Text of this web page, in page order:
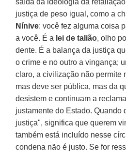
justiça de peso igual, como a
Nínive: você fez alguma coisa
a você. É a lei de talião, olho
dente. É a balança da justiça
o crime e no outro a vingança;
claro, a civilização não permite
mas deve ser pública, mas da
desistem e continuam a
justamente do Estado. Quando
justiça", significa que querem
também está incluído nesse
condena não é justo. Se for